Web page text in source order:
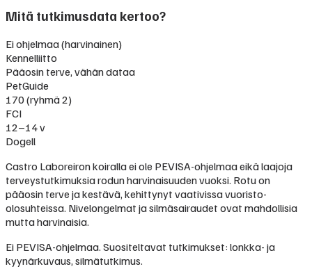
Mitä tutkimusdata kertoo?
Ei ohjelmaa (harvinainen)
Kennelliitto
Pääosin terve, vähän dataa
PetGuide
170 (ryhmä 2)
FCI
12–14 v
Dogell
Castro Laboreiron koiralla ei ole PEVISA-ohjelmaa eikä laajoja
terveystutkimuksia rodun harvinaisuuden vuoksi. Rotu on
pääosin terve ja kestävä, kehittynyt vaativissa vuoristo-
olosuhteissa. Nivelongelmat ja silmäsairaudet ovat mahdollisia
mutta harvinaisia.
Ei PEVISA-ohjelmaa. Suositeltavat tutkimukset: lonkka- ja
kyynärkuvaus, silmätutkimus.